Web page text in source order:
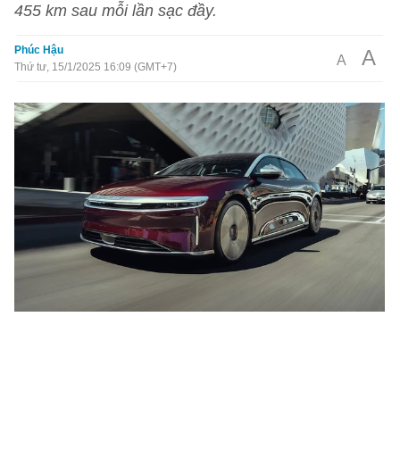
455 km sau mỗi lần sạc đầy.
Phúc Hậu
Thứ tư, 15/1/2025 16:09 (GMT+7)
A A